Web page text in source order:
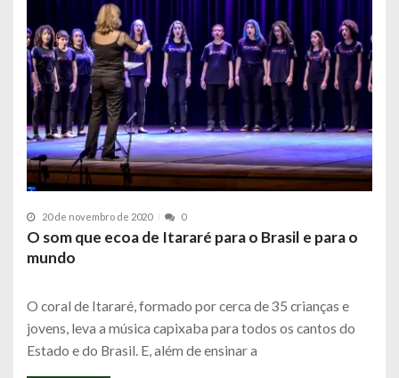
20 de novembro de 2020 0
O som que ecoa de Itararé para o Brasil e para o
mundo
O coral de Itararé, formado por cerca de 35 crianças e
jovens, leva a música capixaba para todos os cantos do
Estado e do Brasil. E, além de ensinar a